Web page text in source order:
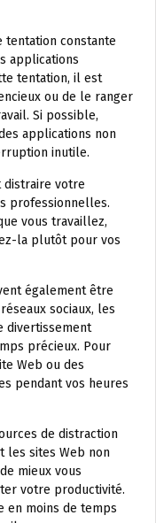
constante
applications
tentation, il est
ou de le ranger
Si possible,
applications non
inutile.
distraire votre
professionnelles.
vous travaillez,
la plutôt pour vos
également être
sociaux, les
divertissement
précieux. Pour
Web ou des
pendant vos heures
de distraction
sites Web non
mieux vous
votre productivité.
en moins de temps